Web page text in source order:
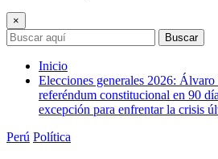
×
Buscar
Inicio
Elecciones generales 2026: Álvaro
referéndum constitucional en 90
excepción para enfrentar la crisis
Perú Política